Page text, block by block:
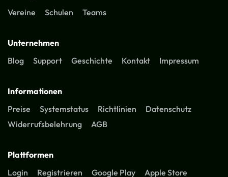
Vereine
Schulen Teams
Unternehmen
Blog
Support Geschichte Kontakt Impressum
Informationen
Preise
Systemstatus Richtlinien
Datenschutz
Widerrufsbelehrung
AGB
Plattformen
Login
Registrieren Google Play Apple Store